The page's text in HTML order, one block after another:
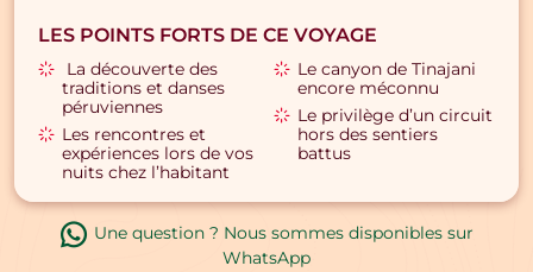
LES POINTS FORTS DE CE VOYAGE
La découverte des
traditions et danses
péruviennes
Les rencontres et
expériences lors de vos
nuits chez l’habitant
Le canyon de Tinajani
encore méconnu
Le privilège d’un circuit
hors des sentiers
battus
Une question ? Nous sommes disponibles sur
WhatsApp